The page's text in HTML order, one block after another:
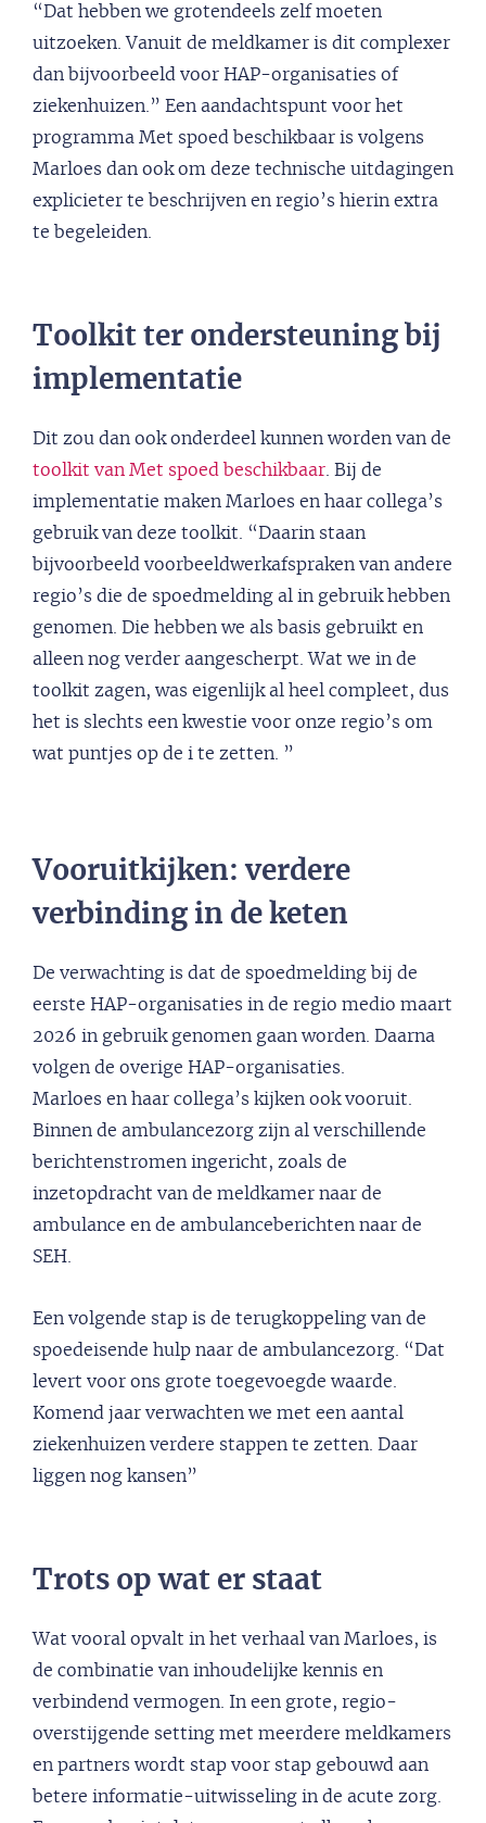
“Dat hebben we grotendeels zelf moeten
uitzoeken. Vanuit de meldkamer is dit complexer
dan bijvoorbeeld voor HAP-organisaties of
ziekenhuizen.” Een aandachtspunt voor het
programma Met spoed beschikbaar is volgens
Marloes dan ook om deze technische uitdagingen
explicieter te beschrijven en regio’s hierin extra
te begeleiden.
Toolkit ter ondersteuning bij
implementatie
Dit zou dan ook onderdeel kunnen worden van de
toolkit van Met spoed beschikbaar . Bij de
implementatie maken Marloes en haar collega’s
gebruik van deze toolkit. “Daarin staan
bijvoorbeeld voorbeeldwerkafspraken van andere
regio’s die de spoedmelding al in gebruik hebben
genomen. Die hebben we als basis gebruikt en
alleen nog verder aangescherpt. Wat we in de
toolkit zagen, was eigenlijk al heel compleet, dus
het is slechts een kwestie voor onze regio’s om
wat puntjes op de i te zetten. ”
Vooruitkijken: verdere
verbinding in de keten
De verwachting is dat de spoedmelding bij de
eerste HAP-organisaties in de regio medio maart
2026 in gebruik genomen gaan worden. Daarna
volgen de overige HAP-organisaties.
Marloes en haar collega’s kijken ook vooruit.
Binnen de ambulancezorg zijn al verschillende
berichtenstromen ingericht, zoals de
inzetopdracht van de meldkamer naar de
ambulance en de ambulanceberichten naar de
SEH.
Een volgende stap is de terugkoppeling van de
spoedeisende hulp naar de ambulancezorg. “Dat
levert voor ons grote toegevoegde waarde.
Komend jaar verwachten we met een aantal
ziekenhuizen verdere stappen te zetten. Daar
liggen nog kansen”
Trots op wat er staat
Wat vooral opvalt in het verhaal van Marloes, is
de combinatie van inhoudelijke kennis en
verbindend vermogen. In een grote, regio-
overstijgende setting met meerdere meldkamers
en partners wordt stap voor stap gebouwd aan
betere informatie-uitwisseling in de acute zorg.